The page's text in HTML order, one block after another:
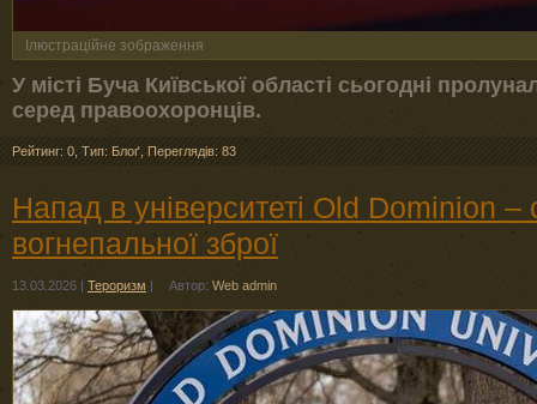
Ілюстраційне зображення
У місті Буча Київської області сьогодні
серед правоохоронців.
Рейтинг: 0 Тип: Блоґ Переглядів: 83
Напад в університеті Old Dominion –
вогнепальної зброї
13.03.2026 | Тероризм | Автор: Web admin